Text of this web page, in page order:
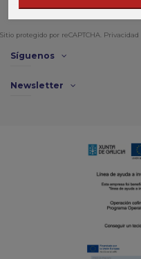
Sitio protegido por reCAPTCHA. Privacidad
Síguenos
Newsletter